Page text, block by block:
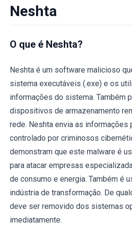
Neshta
O que é Neshta?
Neshta é um software malicioso
sistema executáveis (.exe) e os
informações do sistema. Também
dispositivos de armazenamento
rede. Neshta envia as informações
controlado por criminosos
demonstram que este malware é
para atacar empresas
de consumo e energia. Também é
indústria de transformação. De
deve ser removido dos sistemas
imediatamente.